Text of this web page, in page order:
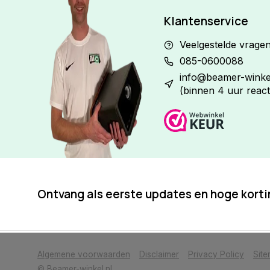
Klantenservice
Veelgestelde
085-0600088
info@beamer-
(binnen 4 uur
Ontvang als eerste updates en hoge
Algemene voorwaarden Disclaimer Privacy Policy
            Wij slaan cookies op om onze website te verbeteren. Is dat akkoord?